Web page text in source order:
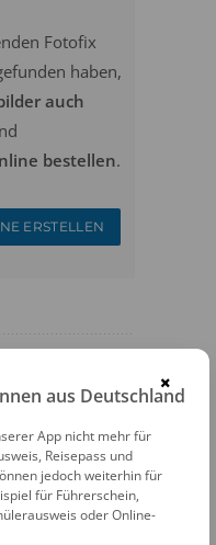
Fotofix
haben,
auch
bestellen.
ERSTELLEN
×
aus Deutschland
App nicht mehr für
Reisepass und
jedoch weiterhin für
für Führerschein,
oder Online-